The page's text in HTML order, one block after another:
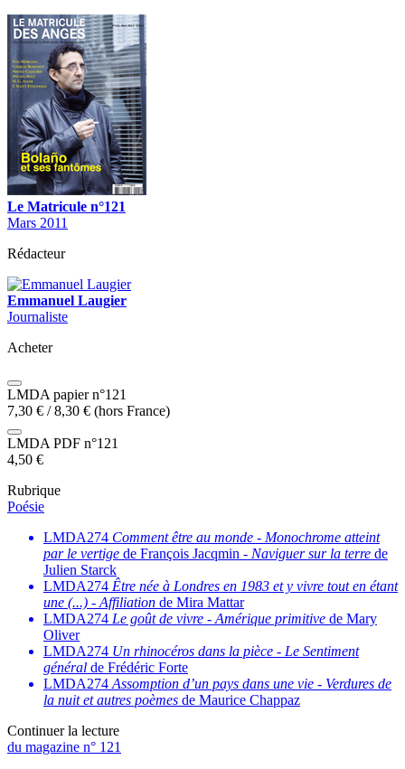
Le Matricule n°121
Mars 2011
Rédacteur
Emmanuel Laugier
Journaliste
Acheter
LMDA papier n°121
7,30 € /8,30 € (hors France)
LMDA PDF n°121
4,50 €
Rubrique
Poésie
LMDA274 Comment être au monde - Monochrome atteint
par le vertige de François Jacqmin - Naviguer sur la terre de
Julien Starck
LMDA274 Être née à Londres en 1983 et y vivre tout en étant
une (...) -Affiliation de Mira Mattar
LMDA274 Le goût de vivre -Amérique primitive de Mary
Oliver
LMDA274 Un rhinocéros dans la pièce - Le Sentiment
général de Frédéric Forte
LMDA274 Assomption d’un pays dans une vie - Verdures de
la nuit et autres poèmes de Maurice Chappaz
Continuer la lecture
du magazine n° 121